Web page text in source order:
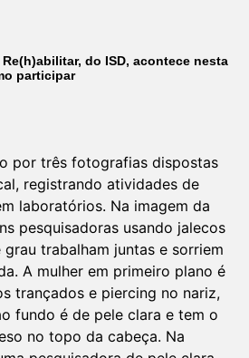
do ISD, acontece nesta
participar